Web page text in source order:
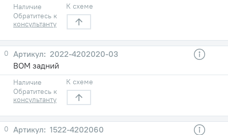
Наличие
Обратитесь к
консультанту
К схеме
0
2022-4202020-03
ВОМ задний
Наличие
Обратитесь к
консультанту
К схеме
0
1522-4202060